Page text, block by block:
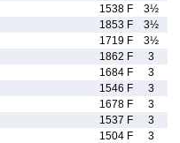
1538 F
3½
1853 F
3½
1719 F
3½
1862 F
3
1684 F
3
1546 F
3
1678 F
3
1537 F
3
1504 F
3